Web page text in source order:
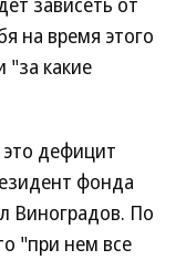
на время этого
"за какие
дефицит
фонда
Виноградов. По
"при нем все